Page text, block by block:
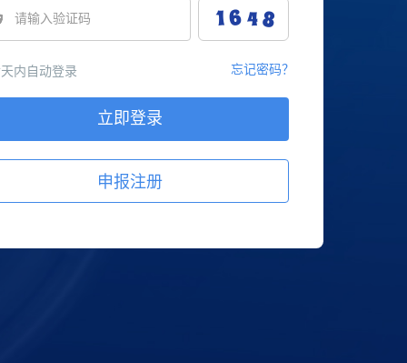
内自动登录 忘记密码？
立即登录
申报注册